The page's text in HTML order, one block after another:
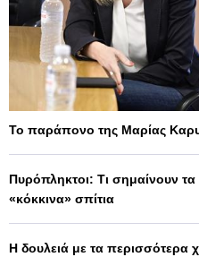
Το παράπονο της Μαρίας
Πυρόπληκτοι: Τι σημαίνουν τα
«κόκκινα» σπίτια
Η δουλειά με τα περισσότερα